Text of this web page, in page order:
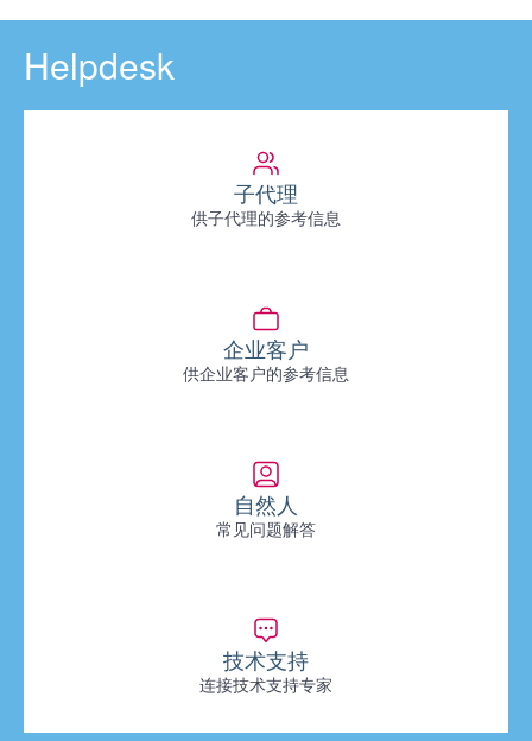
Helpdesk
子代理
供子代理的参考信息
企业客户
供企业客户的参考信息
自然人
常见问题解答
技术支持
连接技术支持专家